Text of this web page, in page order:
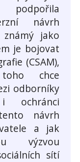
návrh
známý jako
je bojovat
(CSAM),
chce
odborníky
ochránci
návrh
a jak
výzvou
sítí